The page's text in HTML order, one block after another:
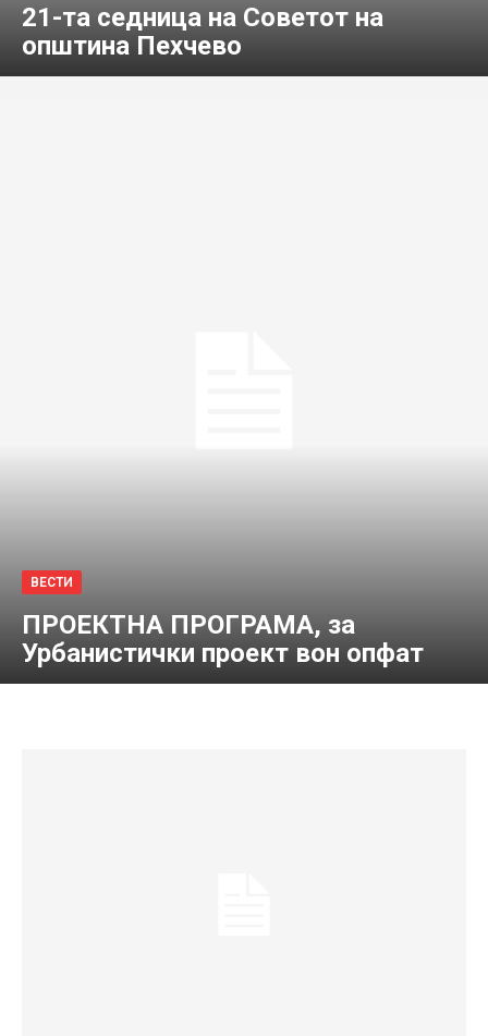
21-та седница на Советот на
општина Пехчево
ВЕСТИ
ПРОЕКТНА ПРОГРАМА, за
Урбанистички проект вон опфат